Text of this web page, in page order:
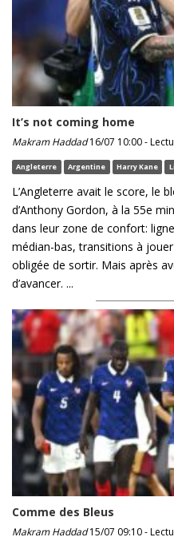
It’s not coming home
Makram Haddad16/07 10:00 -
Angleterre Argentine Harry Kane
L’Angleterre avait le score, le
d’Anthony Gordon, à la 55e
dans leur zone de confort:
médian-bas, transitions à
obligée de sortir. Mais après
d’avancer. ...
Comme des Bleus
Makram Haddad15/07 09:10 -